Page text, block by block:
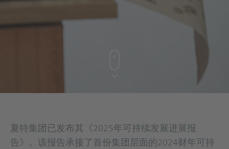
夏特集团已发布其《2025年可持续发展进展报
告》。该报告承接了首份集团层面的2024财年可持